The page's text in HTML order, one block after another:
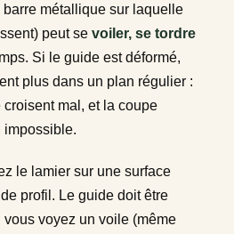
barre métallique sur laquelle
peut se voiler, se tordre
Si le guide est déformé,
plus dans un plan régulier :
mal, et la coupe
impossible.
le lamier sur une surface
profil. Le guide doit être
vous voyez un voile (même